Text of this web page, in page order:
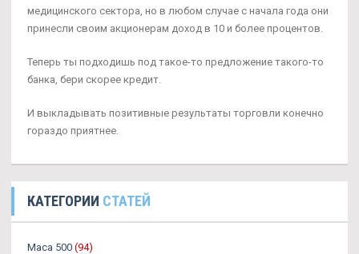
медицинского сектора, но в любом случае с начала года они
принесли своим акционерам доход в 10 и более процентов.
Теперь ты подходишь под такое-то предложение такого-то
банка, бери скорее кредит.
И выкладывать позитивные результаты торговли конечно
гораздо приятнее.
КАТЕГОРИИ СТАТЕЙ
Maca 500 (94)